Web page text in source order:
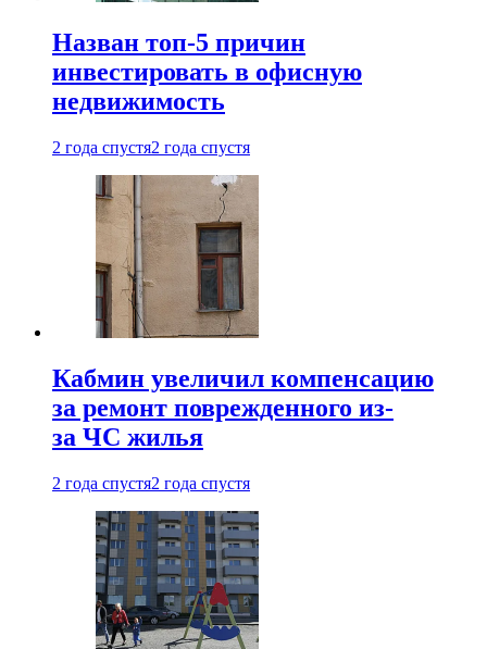
Назван топ-5 причин
инвестировать в офисную
недвижимость
2 года спустя2 года спустя
Кабмин увеличил компенсацию
за ремонт поврежденного из-
за ЧС жилья
2 года спустя2 года спустя